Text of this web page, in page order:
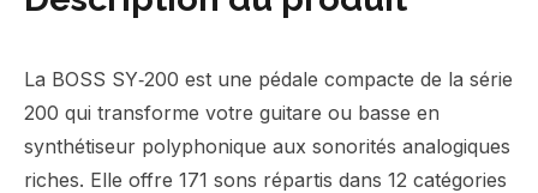
La BOSS SY‑200 est une pédale compacte de la série
200 qui transforme votre guitare ou basse en
synthétiseur polyphonique aux sonorités analogiques
riches. Elle offre 171 sons répartis dans 12 catégories